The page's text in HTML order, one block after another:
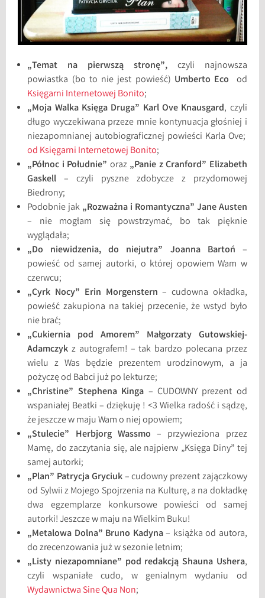
„Temat na pierwszą stronę”,czyli najnowsza
powiastka (bo to nie jest powieść) Umberto Eco od
Księgarni Internetowej Bonito;
„Moja Walka Księga Druga” Karl Ove Knausgard, czyli
długo wyczekiwana przeze mnie kontynuacja głośniej i
niezapomnianej autobiograficznej powieści Karla Ove;
od Księgarni Internetowej Bonito;
„Północ i Południe” oraz „Panie z Cranford” Elizabeth
Gaskell – czyli pyszne zdobycze z przydomowej
Biedrony;
Podobnie jak „Rozważna i Romantyczna” Jane Austen
– nie mogłam się powstrzymać, bo tak pięknie
wyglądała;
„Do niewidzenia, do niejutra” Joanna Bartoń –
powieść od samej autorki, o której opowiem Wam w
czerwcu;
„Cyrk Nocy” Erin Morgenstern – cudowna okładka,
powieść zakupiona na takiej przecenie, że wstyd było
nie brać;
„Cukiernia pod Amorem” Małgorzaty Gutowskiej-
Adamczyk z autografem! – tak bardzo polecana przez
wielu z Was będzie prezentem urodzinowym, a ja
pożyczę od Babci już po lekturze;
„Christine” Stephena Kinga – CUDOWNY prezent od
wspaniałej Beatki – dziękuję ! <3 Wielka radość i sądzę,
że jeszcze w maju Wam o niej opowiem;
„Stulecie” Herbjorg Wassmo – przywieziona przez
Mamę, do zaczytania się, ale najpierw „Księga Diny” tej
samej autorki;
„Plan” Patrycja Gryciuk– cudowny prezent zajączkowy
od Sylwii z Mojego Spojrzenia na Kulturę, a na dokładkę
dwa egzemplarze konkursowe powieści od samej
autorki! Jeszcze w maju na Wielkim Buku!
„Metalowa Dolna” Bruno Kadyna– książka od autora,
do zrecenzowania już w sezonie letnim;
„Listy niezapomniane” pod redakcją Shauna Ushera,
czyli wspaniałe cudo, w genialnym wydaniu od
Wydawnictwa Sine Qua Non;